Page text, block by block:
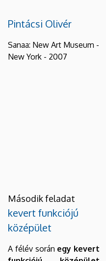
Pintácsi Olivér
Sanaa: New Art Museum -
New York - 2007
Második feladat
kevert funkciójú
középület
A félév során egy kevert